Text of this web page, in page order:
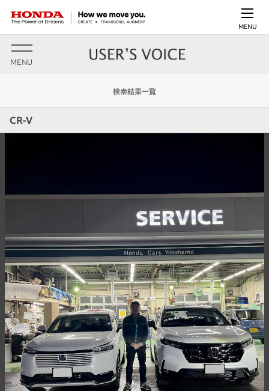
MENU
MENU
検索結果一覧
CR-V